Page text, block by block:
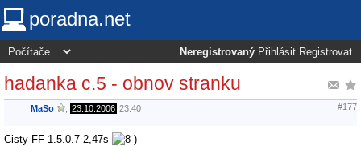
poradna.net
Neregistrovaný Přihlásit Registrovat
hadanka c.5 - obnov stranku
MaSo 23.10.2006 23:40 #177
Cisty FF 1.5.0.7 2,47s